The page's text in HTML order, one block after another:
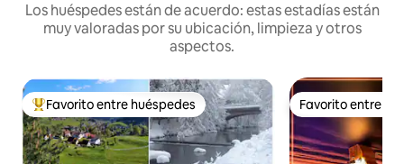
Los huéspedes están de acuerdo: estas estadías están
muy valoradas por su ubicación, limpieza y otros
aspectos.
Favorito entre huéspedes preferido
Favorito entre huéspedes Favorito entre
Favorito entre